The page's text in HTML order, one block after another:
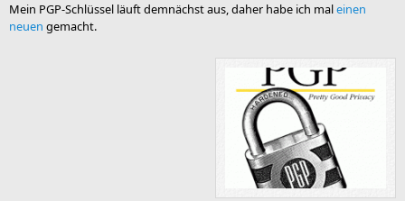
Mein PGP-Schlüssel läuft demnächst aus, daher habe ich maleinen
neuen gemacht.